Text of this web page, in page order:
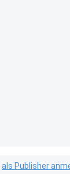
als Publisher